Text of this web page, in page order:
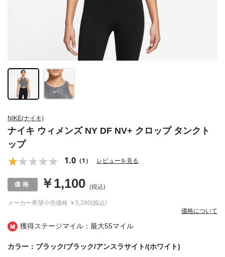
獲得ステージマイル：最大55マイル
NIKE(ナイキ)
ナイキ ウィメンズ NY DF NV+ クロップ タンクト
ップ
1.0 （1） レビューを見る
メーカー希望小売価格 ￥5,280(税込)
￥1,100 (税込)
価格について
カラー：ブラック/ブラック/アンスラサイト/(ホワイト)